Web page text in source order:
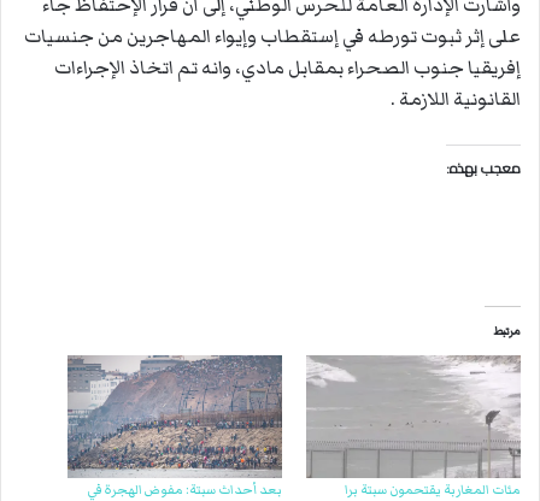
على إثر ثبوت تورطه في إستقطاب وإيواء المهاجرين من جنسيات
إفريقيا جنوب الصحراء بمقابل مادي، وانه تم اتخاذ الإجراءات
القانونية اللازمة .
معجب بهذه:
مرتبط
مئات المغاربة يقتحمون سبتة برا
بعد أحداث سبتة: مفوض الهجرة في